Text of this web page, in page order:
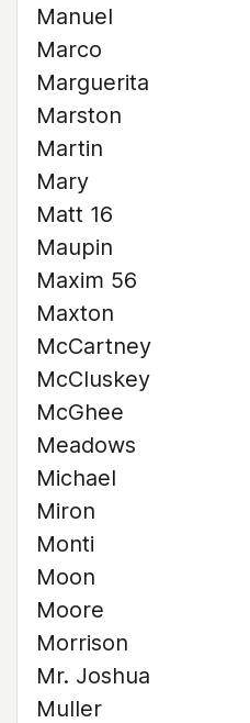
Manuel
Marco
Marguerita
Marston
Martin
Mary
Matt 16
Maupin
Maxim 56
Maxton
McCartney
McCluskey
McGhee
Meadows
Michael
Miron
Monti
Moon
Moore
Morrison
Mr. Joshua
Muller